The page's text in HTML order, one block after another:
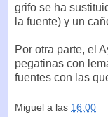
grifo se ha
la fuente) y un
Por otra parte, el
pegatinas con
fuentes con las
Miguel a las 16:00